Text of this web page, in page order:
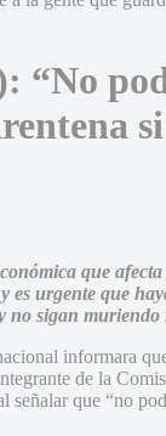
“No
que
es urgente que
no sigan muriendo
informara
de la
que “no